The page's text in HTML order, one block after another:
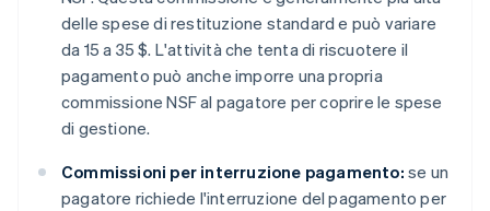
delle spese di restituzione standard e può variare
da 15 a 35 $. L'attività che tenta di riscuotere il
pagamento può anche imporre una propria
commissione NSF al pagatore per coprire le spese
di gestione.
Commissioni per interruzione pagamento: se un
pagatore richiede l'interruzione del pagamento per